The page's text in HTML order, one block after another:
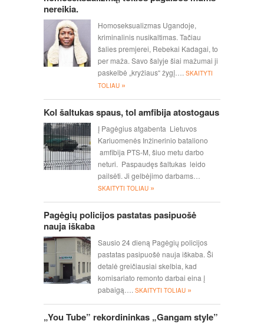
nereikia.
Homoseksualizmas Ugandoje,
kriminalinis nusikaltimas. Tačiau
šalies premjerei, Rebekai Kadagai, to
per maža. Savo šalyje šiai mažumai ji
paskelbė „kryžiaus“ žygį…. SKAITYTI
TOLIAU »
Kol šaltukas spaus, tol amfibija atostogaus
Į Pagėgius atgabenta Lietuvos
Kariuomenės Inžinerinio bataliono
amfibija PTS-M, šiuo metu darbo
neturi. Paspaudęs šaltukas leido
pailsėti. Ji gelbėjimo darbams…
SKAITYTI TOLIAU »
Pagėgių policijos pastatas pasipuošė
nauja iškaba
Sausio 24 dieną Pagėgių policijos
pastatas pasipuošė nauja iškaba. Ši
detalė greičiausiai skelbia, kad
komisariato remonto darbai eina į
pabaigą…. SKAITYTI TOLIAU »
„You Tube” rekordininkas „Gangam style”